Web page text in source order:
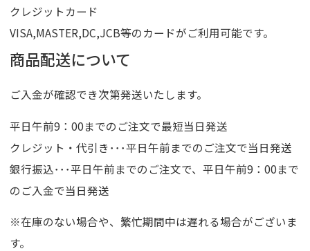
クレジットカード
VISA,MASTER,DC,JCB等のカードがご利用可能です。
商品配送について
ご入金が確認でき次第発送いたします。
平日午前9：00までのご注文で最短当日発送
クレジット・代引き･･･平日午前までのご注文で当日発送
銀行振込･･･平日午前までのご注文で、平日午前9：00まで
のご入金で当日発送
※在庫のない場合や、繁忙期間中は遅れる場合がございま
す。